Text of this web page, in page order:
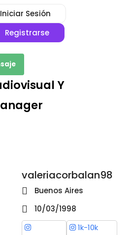
Iniciar Sesión
Registrarse
Y
valeriacorbalan98
Buenos Aires
10/03/1998
1k-10k